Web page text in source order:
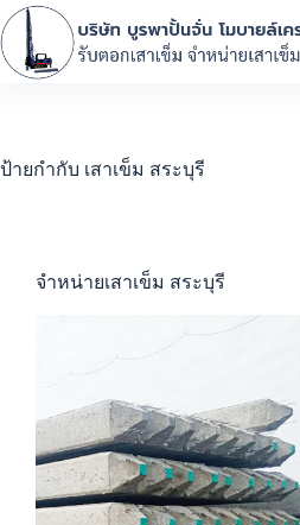
ป้ายกำกับ เสาเข็ม สระบุรี
จำหน่ายเสาเข็ม สระบุรี